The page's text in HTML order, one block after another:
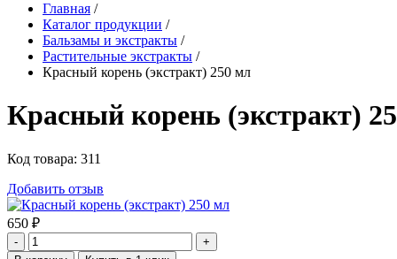
Главная /
Каталог продукции /
Бальзамы и экстракты /
Растительные экстракты /
Красный корень (экстракт) 250 мл
Красный корень (экстракт)
Код товара: 311
Добавить отзыв
650 ₽
- +